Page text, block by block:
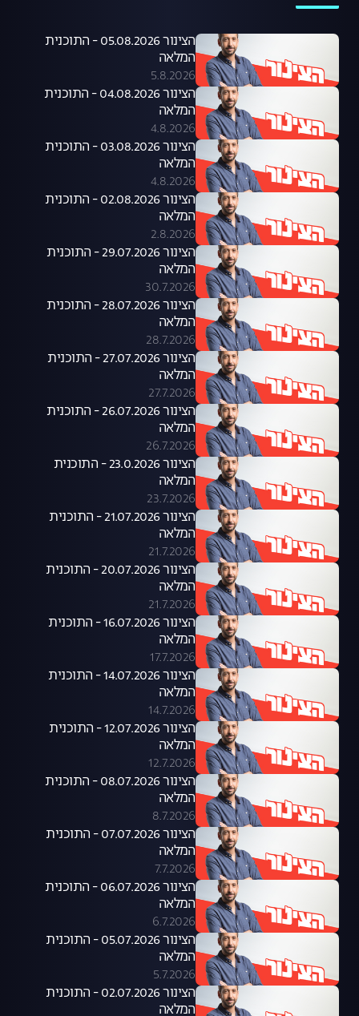
הצינור 05.08.2026 - התוכנית
המלאה
5.8.2026
הצינור 04.08.2026 - התוכנית
המלאה
4.8.2026
הצינור 03.08.2026 - התוכנית
המלאה
4.8.2026
הצינור 02.08.2026 - התוכנית
המלאה
2.8.2026
הצינור 29.07.2026 - התוכנית
המלאה
30.7.2026
הצינור 28.07.2026 - התוכנית
המלאה
28.7.2026
הצינור 27.07.2026 - התוכנית
המלאה
27.7.2026
הצינור 26.07.2026 - התוכנית
המלאה
26.7.2026
הצינור 23.0.2026 - התוכנית
המלאה
23.7.2026
הצינור 21.07.2026 - התוכנית
המלאה
21.7.2026
הצינור 20.07.2026 - התוכנית
המלאה
21.7.2026
הצינור 16.07.2026 - התוכנית
המלאה
17.7.2026
הצינור 14.07.2026 - התוכנית
המלאה
14.7.2026
הצינור 12.07.2026 - התוכנית
המלאה
12.7.2026
הצינור 08.07.2026 - התוכנית
המלאה
8.7.2026
הצינור 07.07.2026 - התוכנית
המלאה
7.7.2026
הצינור 06.07.2026 - התוכנית
המלאה
6.7.2026
הצינור 05.07.2026 - התוכנית
המלאה
5.7.2026
הצינור 02.07.2026 - התוכנית
המלאה